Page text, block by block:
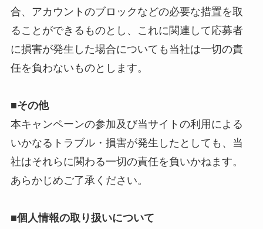
合、アカウントのブロックなどの必要な措置を取
ることができるものとし、これに関連して応募者
に損害が発生した場合についても当社は一切の責
任を負わないものとします。
■その他
本キャンペーンの参加及び当サイトの利用による
いかなるトラブル・損害が発生したとしても、当
社はそれらに関わる一切の責任を負いかねます。
あらかじめご了承ください。
■個人情報の取り扱いについて